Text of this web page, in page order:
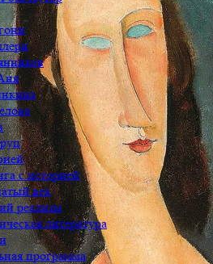
с историей
век
реализм
литература
программа